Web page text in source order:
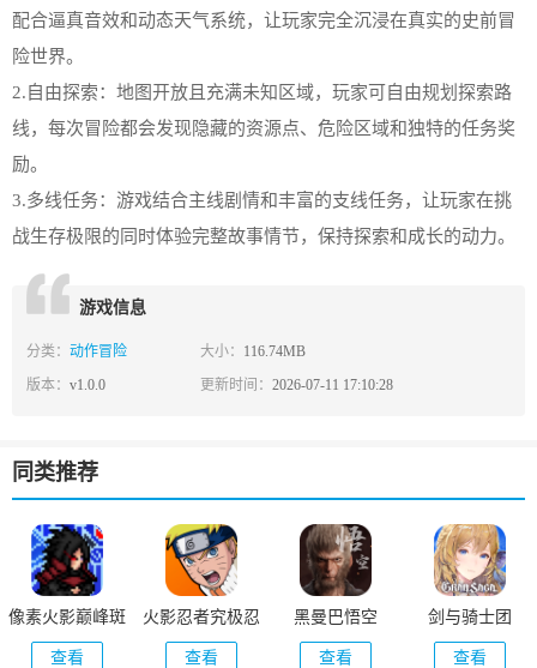
配合逼真音效和动态天气系统，让玩家完全沉浸在真实的史前冒
险世界。
2.自由探索：地图开放且充满未知区域，玩家可自由规划探索路
线，每次冒险都会发现隐藏的资源点、危险区域和独特的任务奖
励。
3.多线任务：游戏结合主线剧情和丰富的支线任务，让玩家在挑
战生存极限的同时体验完整故事情节，保持探索和成长的动力。
游戏信息
分类： 动作冒险 大小： 116.74MB
版本： v1.0.0 更新时间：2026-07-11 17:10:28
同类推荐
像素火影巅峰斑
版本
查看
火影忍者究极忍
者风暴
查看
黑曼巴悟空
查看
剑与骑士团
查看